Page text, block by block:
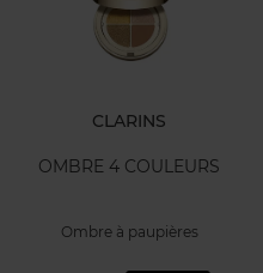
CLARINS
OMBRE 4 COULEURS
Ombre à paupières